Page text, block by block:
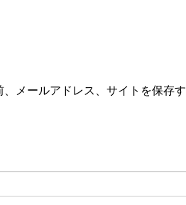
メールアドレス、サイトを保存す